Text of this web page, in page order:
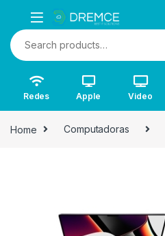
Search for:
Redes Apple Video
Home Computadoras